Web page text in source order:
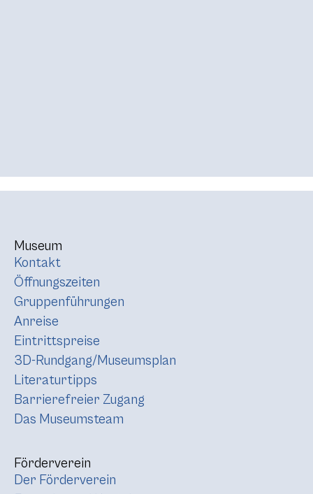
Museum
Kontakt
Öffnungszeiten
Gruppenführungen
Anreise
Eintrittspreise
3D-Rundgang/Museumsplan
Literaturtipps
Barrierefreier Zugang
Das Museumsteam
Förderverein
Der Förderverein